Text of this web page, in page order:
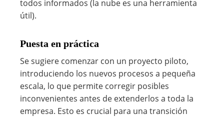
todos informados (la nube es una herramienta
útil).
Puesta en práctica
Se sugiere comenzar con un proyecto piloto,
introduciendo los nuevos procesos a pequeña
escala, lo que permite corregir posibles
inconvenientes antes de extenderlos a toda la
empresa. Esto es crucial para una transición